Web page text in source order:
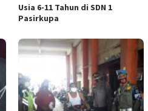
Usia 6-11 Tahun di SDN 1
Pasirkupa